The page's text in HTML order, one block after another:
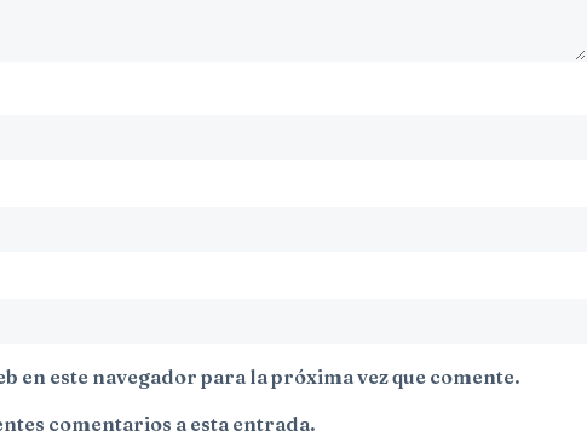
este navegador para la próxima vez que comente.
comentarios a esta entrada.